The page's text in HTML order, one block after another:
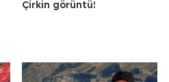
Çirkin görüntü!